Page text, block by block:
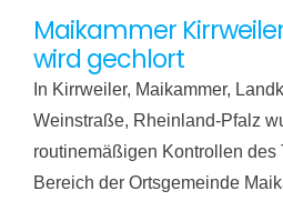
Maikammer
wird gechlort
In Kirrweiler, Maikammer,
Weinstraße, Rheinland-Pfalz
routinemäßigen Kontrollen des
Bereich der Ortsgemeinde